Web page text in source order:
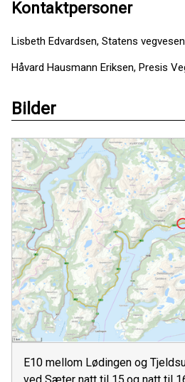
Kontaktpersoner
Lisbeth Edvardsen, Statens
Håvard Hausmann Eriksen, Presis
Bilder
E10 mellom Lødingen og